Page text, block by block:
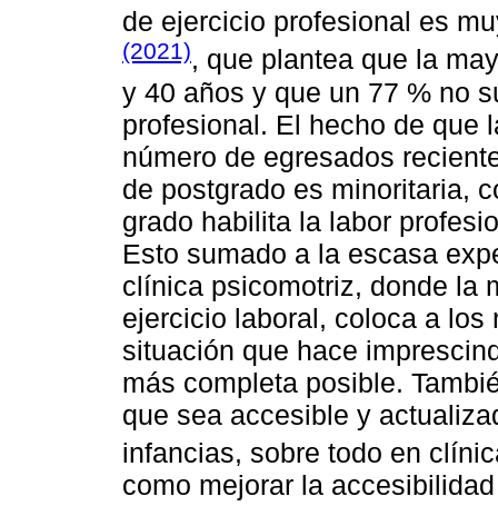
de ejercicio profesional es
(2021), que plantea que la
y 40 años y que un 77 % no
profesional. El hecho de que
número de egresados
de postgrado es minoritaria,
grado habilita la labor
Esto sumado a la escasa
clínica psicomotriz, donde la
ejercicio laboral, coloca a
situación que hace
más completa posible.
que sea accesible y
infancias, sobre todo en
como mejorar la